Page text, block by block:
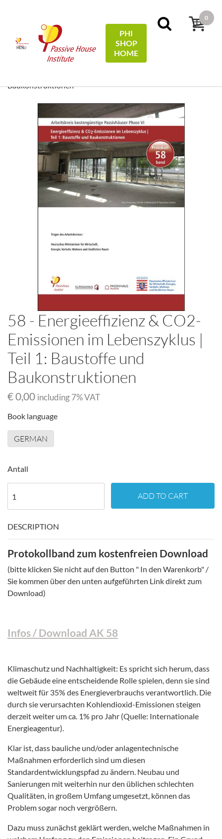
MENU
PHI
SHOP
HOME
0
Protocols
58 - Energieeffizienz & CO2-
Baukonstruktionen
58 - Energieeffizienz & CO2-
Emissionen im Lebenszyklus |
Teil 1: Baustoffe und
Baukonstruktionen
€ 0,00 including 7% VAT
Book language
GERMAN
Antall
ADD TO CART
DESCRIPTION
Protokollband zum kostenfreien Download
(bitte klicken Sie nicht auf den Button " In den Warenkorb" /
Sie kommen über den unten aufgeführten Link direkt zum
Download)
Infos / Download AK 58
Klimaschutz und Nachhaltigkeit: Es spricht sich herum, dass
die Gebäude eine entscheidende Rolle spielen, denn sie sind
weltweit für 35% des Energieverbrauchs verantwortlich. Die
durch sie verursachten Kohlendioxid-Emissionen steigen
derzeit weiter um ca. 1% pro Jahr (Quelle: Internationale
Energieagentur).
Klar ist, dass bauliche und/oder anlagentechnische
Maßnahmen erforderlich sind um diesen
Standardentwicklungspfad zu ändern. Neubau und
Sanierungen mit weiterhin nur den üblichen schlechten
Qualitäten, in großem Umfang umgesetzt, können das
Problem sogar noch vergrößern.
Dazu muss zunächst geklärt werden, welche Maßnahmen in